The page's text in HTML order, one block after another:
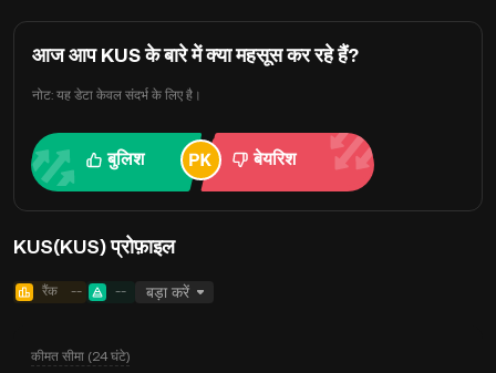
आज आप KUS के बारे में क्या महसूस कर रहे हैं?
नोट: यह डेटा केवल संदर्भ के लिए है।
बुलिश बेयरिश
KUS(KUS) प्रोफ़ाइल
रैंक -- -- बड़ा करें
कीमत सीमा (24 घंटे)